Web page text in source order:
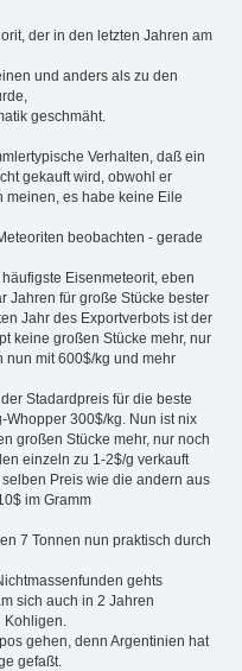
der in den letzten Jahren am
und anders als zu den
geschmäht.
Verhalten, daß ein
gekauft wird, obwohl er
meinen, es habe keine Eile
beobachten - gerade
Eisenmeteorit, eben
Jahren für große Stücke bester
Jahr des Exportverbots ist der
keine großen Stücke mehr, nur
nun mit 600$/kg und mehr
Stadardpreis für die beste
300$/kg. Nun ist nix
großen Stücke mehr, nur noch
einzeln zu 1-2$/g verkauft
Preis wie die andern aus
im Gramm
7 Tonnen nun praktisch durch
gehts
sich auch in 2 Jahren
gehen, denn Argentinien hat
gefaßt.